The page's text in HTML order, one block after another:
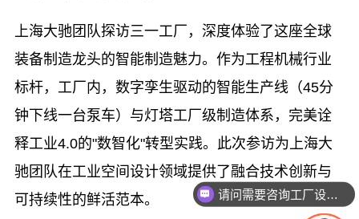
上海大驰团队探访三一工厂，深度体验了这座全球
装备制造龙头的智能制造魅力。作为工程机械行业
标杆，工厂内，数字孪生驱动的‌智能生产线‌（45分
钟下线一台泵车）与‌灯塔工厂‌级制造体系，完美诠
释工业4.0的"数智化"转型实践。此次参访为上海大
驰团队在工业空间设计领域提供了融合技术创新与
可持续性的鲜活范本。
请问需要咨询工厂设计吗